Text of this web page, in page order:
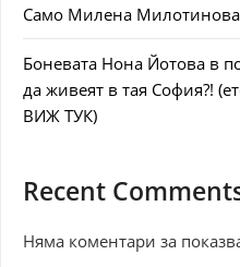
Само Милена Милотинова
Боневата Нона Йотова в
да живеят в тая София?!
ВИЖ ТУК)
Recent
Няма коментари за